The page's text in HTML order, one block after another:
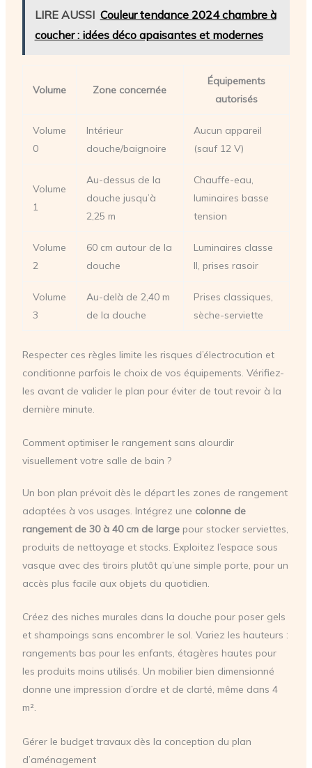
LIRE AUSSI Couleur tendance 2024 chambre à
coucher : idées déco apaisantes et modernes
Volume Zone concernée
Équipements
autorisés
Volume
0
Intérieur
douche/baignoire
Aucun appareil
(sauf 12 V)
Volume
1
Au-dessus de la
douche jusqu’à
2,25 m
Chauffe-eau,
luminaires basse
tension
Volume
2
60 cm autour de la
douche
Luminaires classe
II, prises rasoir
Volume
3
Au-delà de 2,40 m
de la douche
Prises classiques,
sèche-serviette
Respecter ces règles limite les risques d’électrocution et
conditionne parfois le choix de vos équipements. Vérifiez-
les avant de valider le plan pour éviter de tout revoir à la
dernière minute.
Comment optimiser le rangement sans alourdir
visuellement votre salle de bain ?
Un bon plan prévoit dès le départ les zones de rangement
adaptées à vos usages. Intégrez une colonne de
rangement de 30 à 40 cm de largepour stocker serviettes,
produits de nettoyage et stocks. Exploitez l’espace sous
vasque avec des tiroirs plutôt qu’une simple porte, pour un
accès plus facile aux objets du quotidien.
Créez des niches murales dans la douche pour poser gels
et shampoings sans encombrer le sol. Variez les hauteurs :
rangements bas pour les enfants, étagères hautes pour
les produits moins utilisés. Un mobilier bien dimensionné
donne une impression d’ordre et de clarté, même dans 4
m².
Gérer le budget travaux dès la conception du plan
d’aménagement